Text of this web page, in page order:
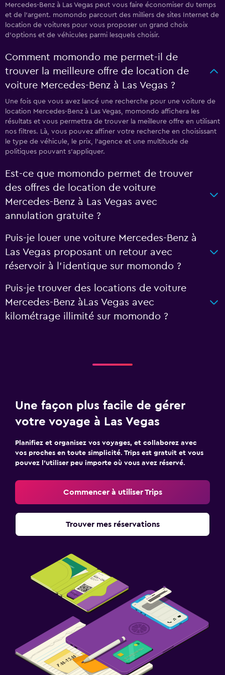
Mercedes-Benz à Las Vegas peut vous faire économiser du temps
et de l'argent. momondo parcourt des milliers de sites Internet de
location de voitures pour vous proposer un grand choix
d'options et de véhicules parmi lesquels choisir.
Comment momondo me permet-il de
trouver la meilleure offre de location de
voiture Mercedes-Benz à Las Vegas ?
Une fois que vous avez lancé une recherche pour une voiture de
location Mercedes-Benz à Las Vegas, momondo affichera les
résultats et vous permettra de trouver la meilleure offre en utilisant
nos filtres. Là, vous pouvez affiner votre recherche en choisissant
le type de véhicule, le prix, l'agence et une multitude de
politiques pouvant s'appliquer.
Est-ce que momondo permet de trouver
des offres de location de voiture
Mercedes-Benz à Las Vegas avec
annulation gratuite ?
Puis-je louer une voiture Mercedes-Benz à
Las Vegas proposant un retour avec
réservoir à l'identique sur momondo ?
Puis-je trouver des locations de voiture
Mercedes-Benz àLas Vegas avec
kilométrage illimité sur momondo ?
Une façon plus facile de gérer
votre voyage à Las Vegas
Planifiez et organisez vos voyages, et collaborez avec
vos proches en toute simplicité. Trips est gratuit et vous
pouvez l’utiliser peu importe où vous avez réservé.
Commencer à utiliser Trips
Trouver mes réservations